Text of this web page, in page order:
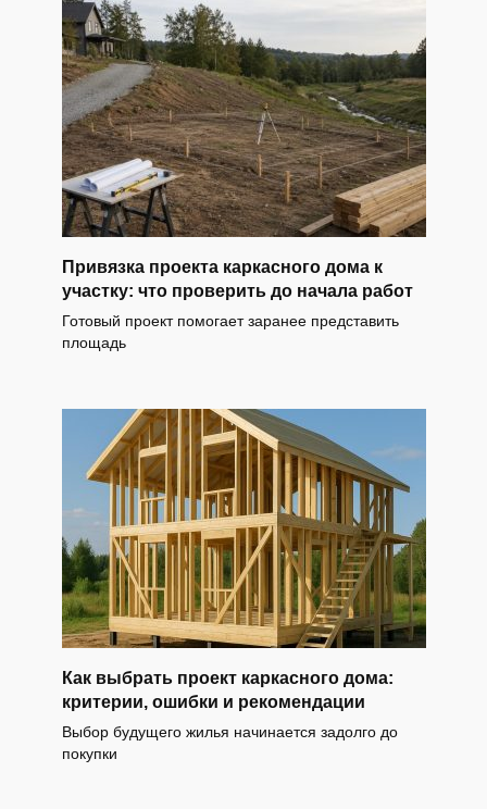
Привязка проекта каркасного дома к
участку: что проверить до начала работ
Готовый проект помогает заранее представить
площадь
Как выбрать проект каркасного дома:
критерии, ошибки и рекомендации
Выбор будущего жилья начинается задолго до
покупки